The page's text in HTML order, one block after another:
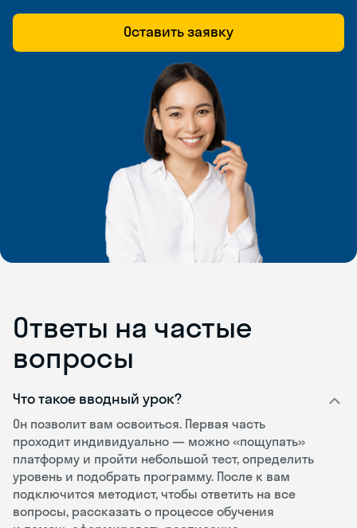
Оставить заявку
Ответы на частые
вопросы
Что такое вводный урок?
Он позволит вам освоиться. Первая часть
проходит индивидуально — можно «пощупать»
платформу и пройти небольшой тест, определить
уровень и подобрать программу. После к вам
подключится методист, чтобы ответить на все
вопросы, рассказать о процессе обучения